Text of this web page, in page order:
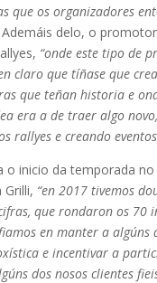
que os organizadores
Ademáis delo, o
“onde este tipo de
claro que tíñase que
que teñan historia e
era a de traer algo
rallyes e creando
o inicio da temporada
Grilli, “en 2017 tivemos
que rondaron os
en manter a
e incentivar a
dos nosos clientes